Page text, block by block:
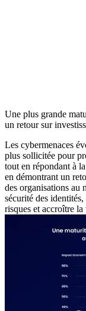
Une plus grande
un retour sur
Les cybermenaces
plus sollicitée pour
tout en répondant à
en démontrant un
des organisations au
sécurité des
risques et accroître la